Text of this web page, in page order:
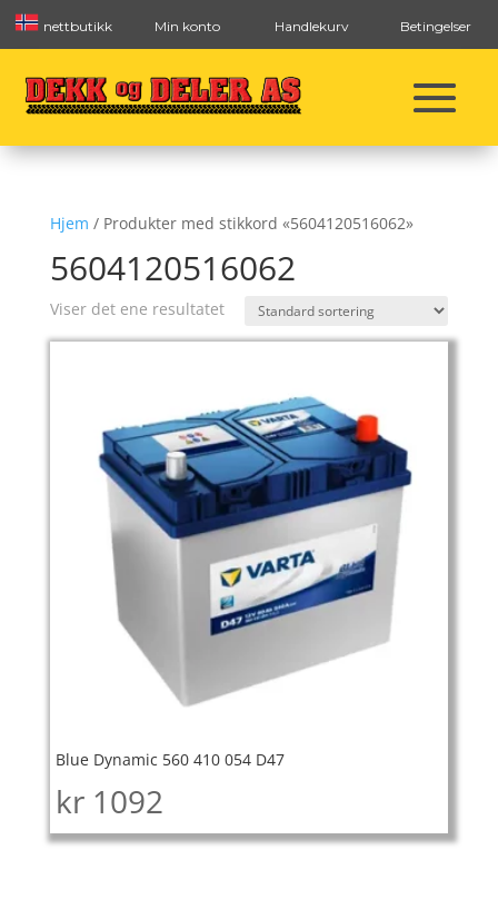
nettbutikk Min konto Handlekurv Betingelser
Hjem / Produkter med stikkord «5604120516062»
5604120516062
Viser det ene resultatet
Blue Dynamic 560 410 054 D47
kr 1092